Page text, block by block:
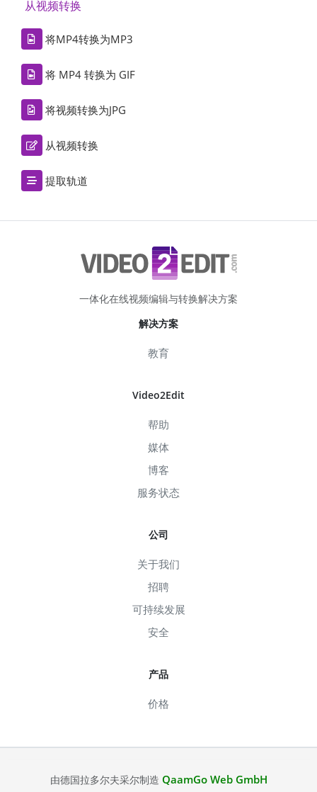
从视频转换
将MP4转换为MP3
将 MP4 转换为 GIF
将视频转换为JPG
从视频转换
提取轨道
一体化在线视频编辑与转换解决方案
解决方案
教育
Video2Edit
帮助
媒体
博客
服务状态
公司
关于我们
招聘
可持续发展
安全
产品
价格
由德国拉多尔夫采尔制造 QaamGo Web GmbH